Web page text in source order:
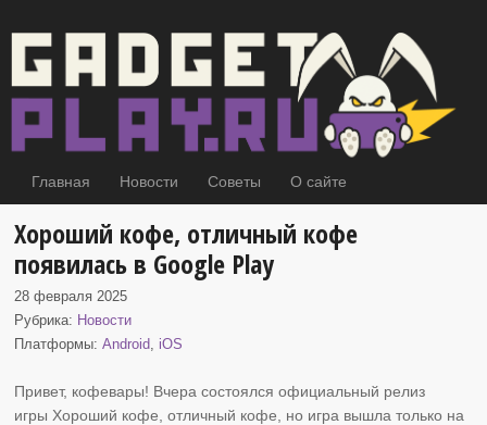
Главная Новости Советы О сайте
Хороший кофе, отличный кофе
появилась в Google Play
28 февраля 2025
Рубрика: Новости
Платформы:Android, iOS
Привет, кофевары! Вчера состоялся официальный релиз
игры Хороший кофе, отличный кофе, но игра вышла только на